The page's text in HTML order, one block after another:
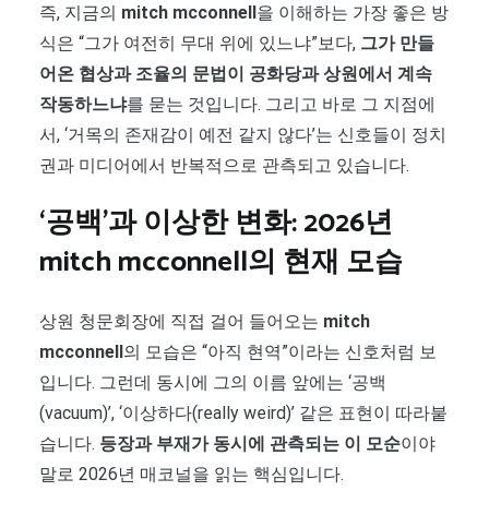
즉, 지금의 mitch mcconnell을 이해하는 가장 좋은 방
식은 “그가 여전히 무대 위에 있느냐”보다, 그가 만들
어온 협상과 조율의 문법이 공화당과 상원에서 계속
작동하느냐를 묻는 것입니다. 그리고 바로 그 지점에
서, ‘거목의 존재감이 예전 같지 않다’는 신호들이 정치
권과 미디어에서 반복적으로 관측되고 있습니다.
‘공백’과 이상한 변화: 2026년
mitch mcconnell의 현재 모습
상원 청문회장에 직접 걸어 들어오는 mitch
mcconnell의 모습은 “아직 현역”이라는 신호처럼 보
입니다. 그런데 동시에 그의 이름 앞에는 ‘공백
(vacuum)’, ‘이상하다(really weird)’ 같은 표현이 따라붙
습니다. 등장과 부재가 동시에 관측되는 이 모순이야
말로 2026년 매코널을 읽는 핵심입니다.